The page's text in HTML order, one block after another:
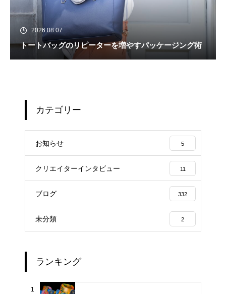
2026.08.07
トートバッグのリピーターを増やすパッケージング術
カテゴリー
お知らせ 5
クリエイターインタビュー 11
ブログ 332
未分類 2
ランキング
1